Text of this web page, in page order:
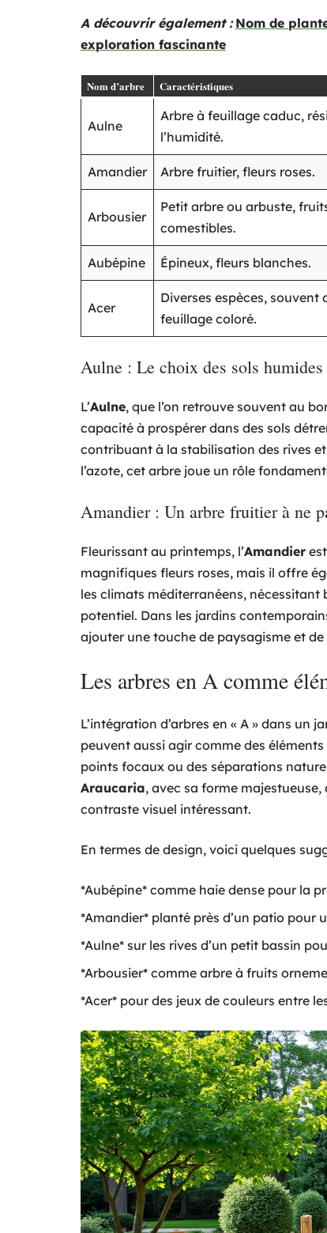
A découvrir également : Nom de
exploration fascinante
Nom d’arbre Caractéristiques
Aulne
Arbre à feuillage caduc,
l’humidité.
Amandier Arbre fruitier, fleurs roses.
Arbousier
Petit arbre ou arbuste,
comestibles.
Aubépine Épineux, fleurs blanches.
Acer
Diverses espèces, souvent
feuillage coloré.
Aulne : Le choix des sols humides
L’Aulne, que l’on retrouve souvent au
capacité à prospérer dans des sols
contribuant à la stabilisation des rives
l’azote, cet arbre joue un rôle
Amandier : Un arbre fruitier à ne
Fleurissant au printemps, l’Amandier
magnifiques fleurs roses, mais il offre
les climats méditerranéens,
potentiel. Dans les jardins
ajouter une touche de paysagisme et
Les arbres en A comme
L’intégration d’arbres en « A » dans un
peuvent aussi agir comme des
points focaux ou des séparations
Araucaria, avec sa forme
contraste visuel intéressant.
En termes de design, voici quelques
*Aubépine* comme haie dense pour la
*Amandier* planté près d’un patio pour
*Aulne* sur les rives d’un petit bassin
*Arbousier* comme arbre à fruits
*Acer* pour des jeux de couleurs entre